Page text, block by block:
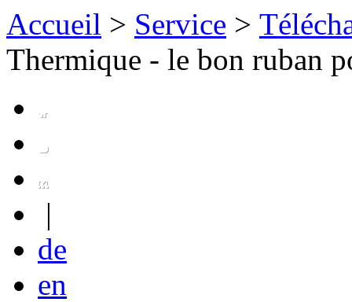
Accueil > Service >
Thermique - le bon ruban
|
de
en